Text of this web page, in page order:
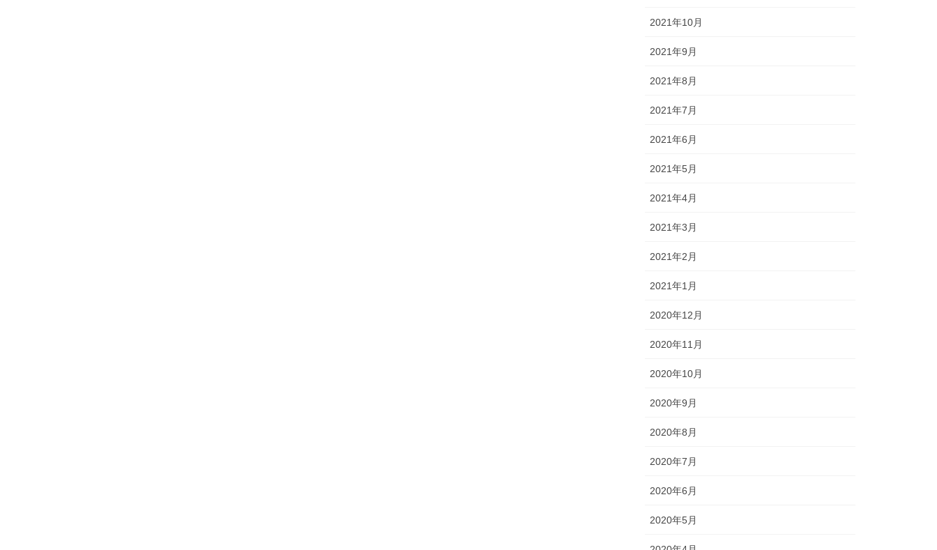
2021年10月
2021年9月
2021年8月
2021年7月
2021年6月
2021年5月
2021年4月
2021年3月
2021年2月
2021年1月
2020年12月
2020年11月
2020年10月
2020年9月
2020年8月
2020年7月
2020年6月
2020年5月